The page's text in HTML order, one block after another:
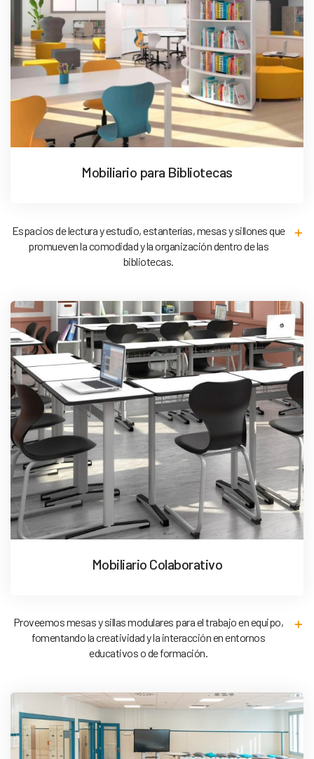
Mobiliario para Bibliotecas
Espacios de lectura y estudio, estanterías, mesas y sillones que
promueven la comodidad y la organización dentro de las
bibliotecas.
Mobiliario Colaborativo
Proveemos mesas y sillas modulares para el trabajo en equipo,
fomentando la creatividad y la interacción en entornos
educativos o de formación.